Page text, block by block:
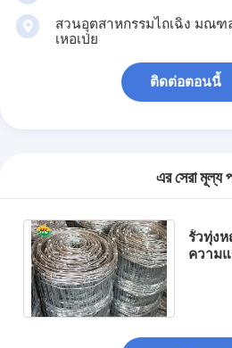
สวนอุตสาหกรรมไถเฉิง มณฑ
เหอเป่ย
ติดต่อตอนนี้
এর সেরা মূল্য
รั้วทุ่ง
ความแ